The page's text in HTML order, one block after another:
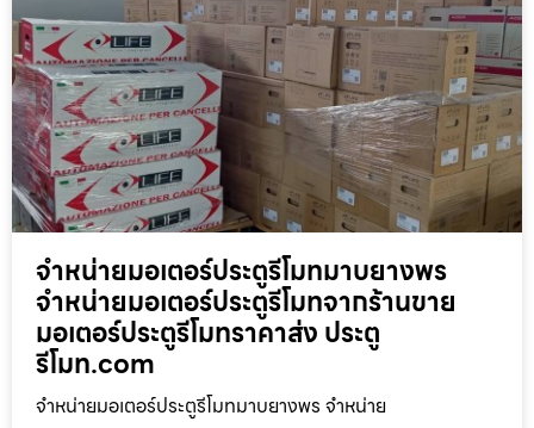
จำหน่ายมอเตอร์ประตูรีโมทมาบยางพร
จำหน่ายมอเตอร์ประตูรีโมทจากร้านขาย
มอเตอร์ประตูรีโมทราคาส่ง ประตู
รีโมท.com
จำหน่ายมอเตอร์ประตูรีโมทมาบยางพร จำหน่าย